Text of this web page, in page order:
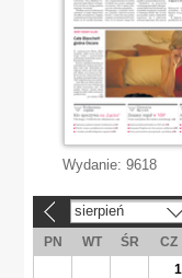
Wydanie: 9618
sierpień
PN WT ŚR CZ
1